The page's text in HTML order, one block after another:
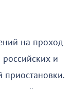
на проход
и
приостановки.